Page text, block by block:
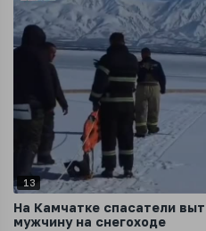
13
На Камчатке спасатели
мужчину на снегоходе